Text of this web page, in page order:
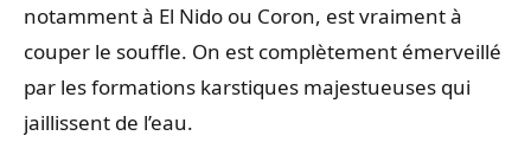
notamment à El Nido ou Coron, est vraiment à
couper le souffle. On est complètement émerveillé
par les formations karstiques majestueuses qui
jaillissent de l’eau.